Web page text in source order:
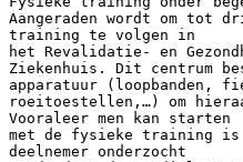
Aangeraden wordt om tot
training te volgen in
het Revalidatie- en
Ziekenhuis. Dit centrum
apparatuur (loopbanden,
roeitoestellen,…) om
Vooraleer men kan starten
met de fysieke training is
deelnemer onderzocht